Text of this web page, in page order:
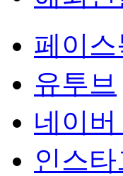
페이스
유투브
네이
인스타